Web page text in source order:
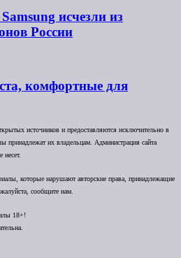
исчезли из
России
комфортные для
источников и предоставляются исключительно в
принадлежат их владельцам. Администрация сайта
несет.
которые нарушают авторские права, принадлежащие
сообщите нам.
18+!